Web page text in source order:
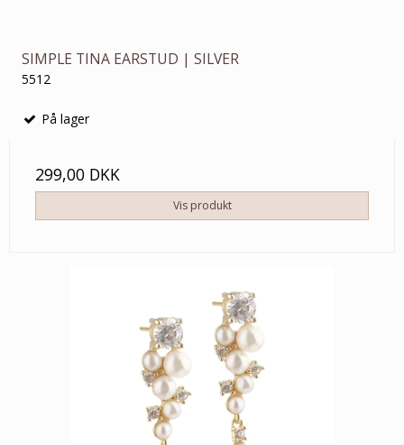
SIMPLE TINA EARSTUD | SILVER
5512
På lager
299,00 DKK
Vis produkt